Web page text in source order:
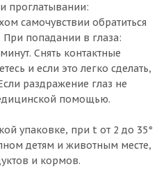
проглатывании:
самочувствии обратиться
попадании в глаза:
Снять контактные
и если это легко сделать,
раздражение глаз не
помощью.
упаковке, при t от 2 до 35°
детям и животным месте,
и кормов.